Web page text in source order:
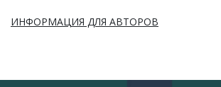
ИНФОРМАЦИЯ ДЛЯ АВТОРОВ